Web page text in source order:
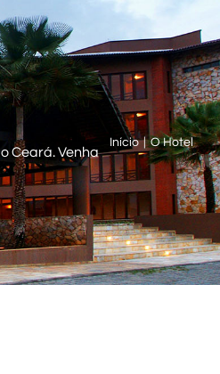
Ceará. Venha
Início | O Hotel